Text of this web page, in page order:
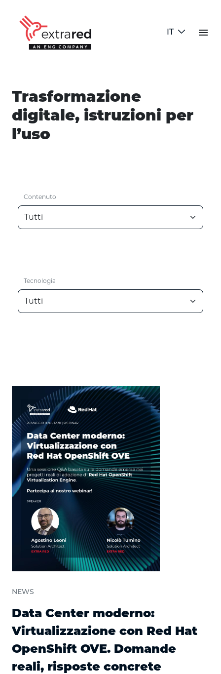
menu
Trasformazione
digitale, istruzioni per
l’uso
Contenuto
Tecnologia
NEWS
Data Center moderno:
Virtualizzazione con Red Hat
OpenShift OVE. Domande
reali, risposte concrete